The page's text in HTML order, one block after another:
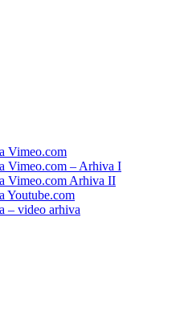
Vimeo.com
Vimeo.com – Arhiva I
Vimeo.com Arhiva II
Youtube.com
– video arhiva